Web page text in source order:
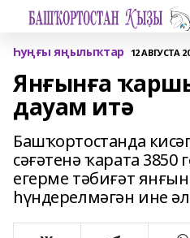
Һуңғы яңылыҡтар 12 АВГУСТА
Янғынға
дауам итә
Башҡортостанда
сәғәтенә ҡарата 3850
егерме тәбиғәт
һүндерелмәгән ине